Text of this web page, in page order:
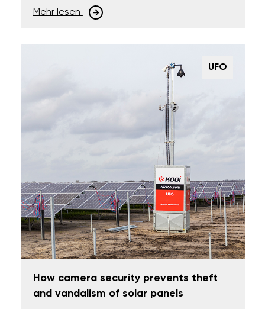
Mehr lesen
UFO
How camera security prevents theft
and vandalism of solar panels